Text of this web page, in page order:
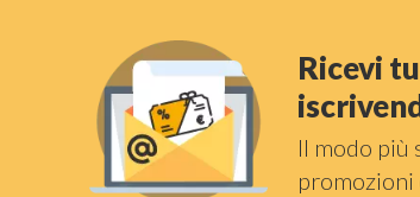
Ricevi
Il modo più
promozioni